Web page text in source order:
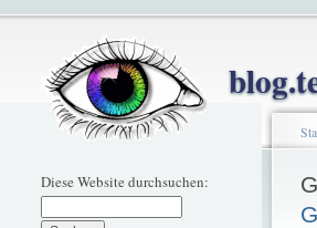
Diese Website durchsuchen: